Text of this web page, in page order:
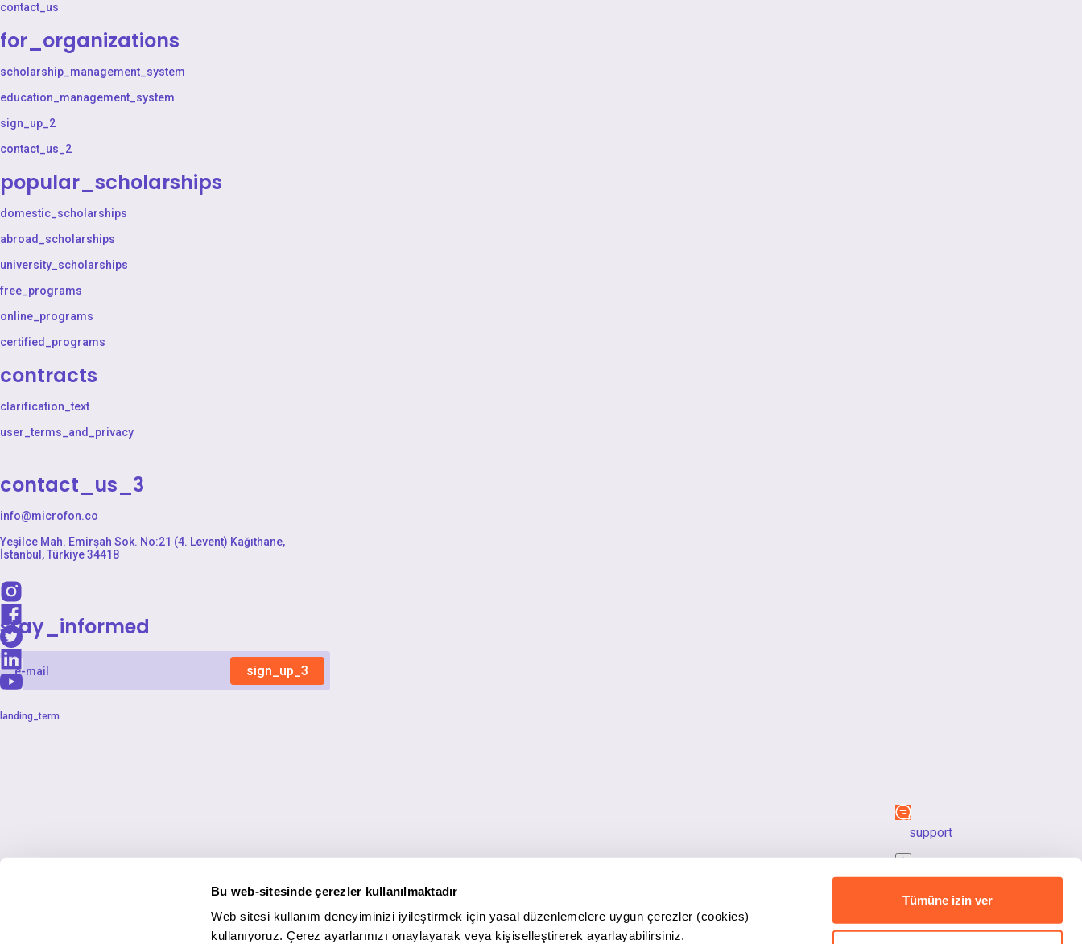
Bu web-sitesinde çerezler kullanılmaktadır
Web sitesi kullanım deneyiminizi iyileştirmek için yasal düzenlemelere uygun çerezler (cookies)
kullanıyoruz. Çerez ayarlarınızı onaylayarak veya kişiselleştirerek ayarlayabilirsiniz.
Tümüne izin ver
contact_us
for_organizations
scholarship_management_system
education_management_system
sign_up_2
contact_us_2
popular_scholarships
domestic_scholarships
abroad_scholarships
university_scholarships
free_programs
online_programs
certified_programs
contracts
clarification_text
user_terms_and_privacy
contact_us_3
info@microfon.co
Yeşilce Mah. Emirşah Sok. No:21 (4. Levent) Kağıthane,
İstanbul, Türkiye 34418
stay_informed
sign_up_3
landing_term
support